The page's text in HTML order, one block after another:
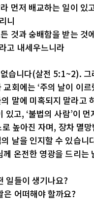
먼저 배교하는 일이 있
니
것과 숭배함을 받는 것
고 내세우느니라
습니다(살전 5:1~2).
회에는 ‘주의 날이 이
말에 미혹되지 말라고
고, ‘불법의 사람’이
높아진 자며, 장차 멸
날을 인지할 수 있습니
온전한 영광을 드리는
일들이 생기나요?
어떠해야 할까요?